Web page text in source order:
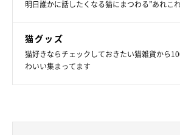
明日誰かに話したくなる猫にまつわる”あれこ
猫グッズ
猫好きならチェックしておきたい猫雑貨から
わいい集まってます